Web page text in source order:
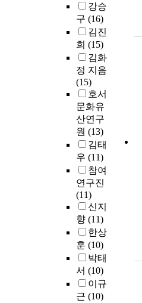
강승
구 (16)
김진
희 (15)
김화
정 지음
(15)
호서
문화유
산연구
원 (13)
김태
우 (11)
참여
연구진
(11)
신지
향 (11)
한상
훈 (10)
박태
서 (10)
이규
근 (10)